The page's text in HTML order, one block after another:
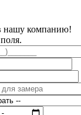
нашу компанию!